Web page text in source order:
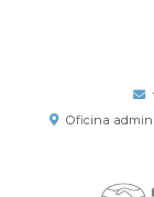
Oficina